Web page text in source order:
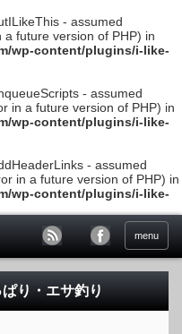
- assumed
future version of PHP) in
wp-content/plugins/i-like-
- assumed
in a future version of PHP) in
wp-content/plugins/i-like-
- assumed
in a future version of PHP) in
wp-content/plugins/i-like-
menu
り・エサ釣り